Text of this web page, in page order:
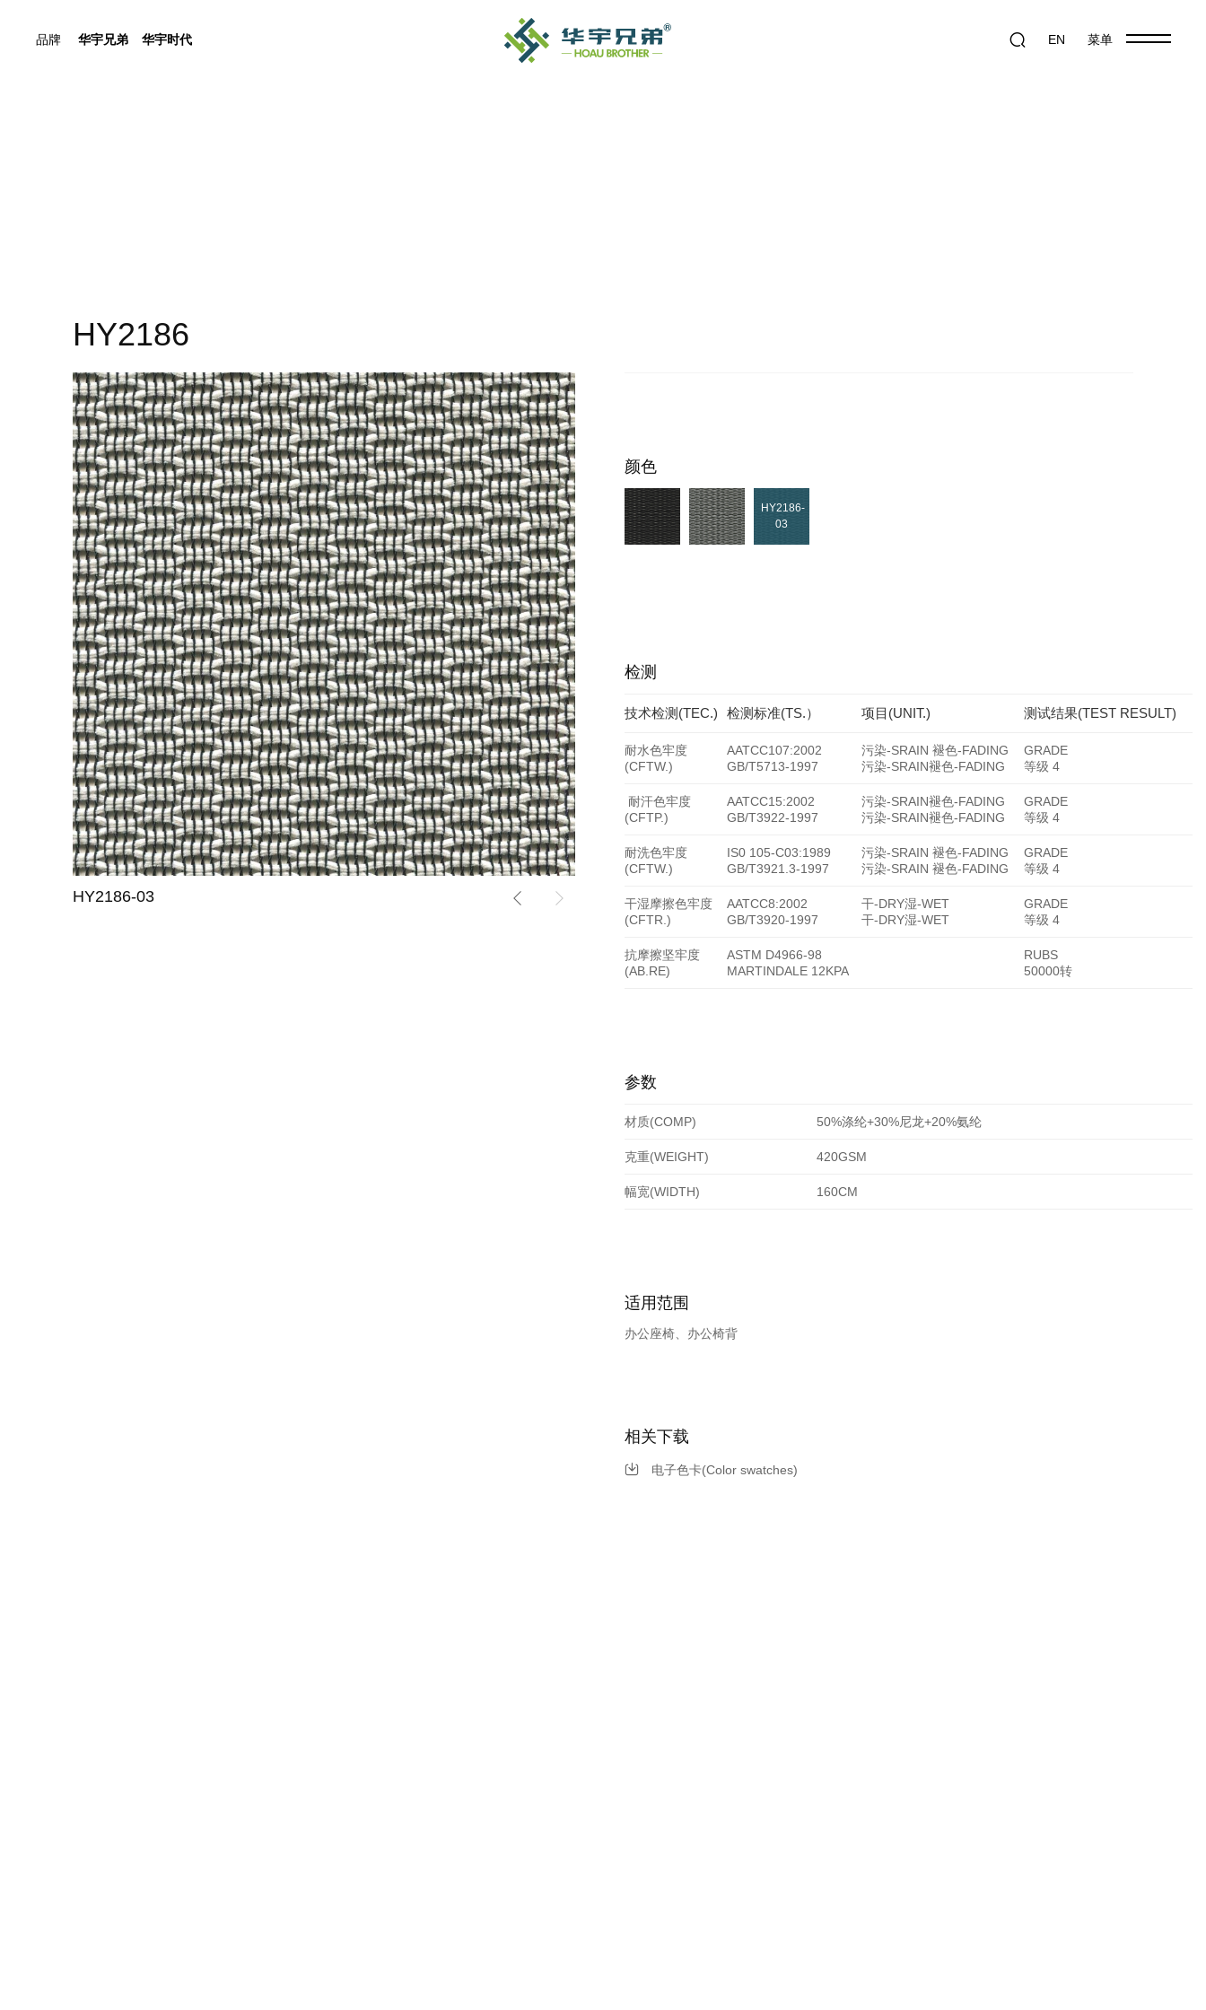
品牌 华宇兄弟 华宇时代 EN 菜单
HY2186
HY2186-03
颜色
HY2186-
03
检测
技术检测(TEC.) 检测标准(TS.） 项目(UNIT.) 测试结果(TEST RESULT)
耐水色牢度
(CFTW.)
AATCC107:2002
GB/T5713-1997
污染-SRAIN 褪色-FADING
污染-SRAIN褪色-FADING
GRADE
等级 4
耐汗色牢度
(CFTP.)
AATCC15:2002
GB/T3922-1997
污染-SRAIN褪色-FADING
污染-SRAIN褪色-FADING
GRADE
等级 4
耐洗色牢度
(CFTW.)
IS0 105-C03:1989
GB/T3921.3-1997
污染-SRAIN 褪色-FADING
污染-SRAIN 褪色-FADING
GRADE
等级 4
干湿摩擦色牢度
(CFTR.)
AATCC8:2002
GB/T3920-1997
干-DRY湿-WET
干-DRY湿-WET
GRADE
等级 4
抗摩擦坚牢度
(AB.RE)
ASTM D4966-98
MARTINDALE 12KPA
RUBS
50000转
参数
材质(COMP) 50%涤纶+30%尼龙+20%氨纶
克重(WEIGHT) 420GSM
幅宽(WIDTH) 160CM
适用范围
办公座椅、办公椅背
相关下载
电子色卡(Color swatches)